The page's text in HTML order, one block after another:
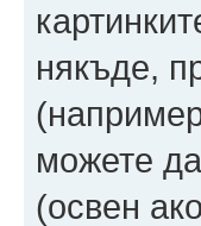
някъде,
можете
(освен